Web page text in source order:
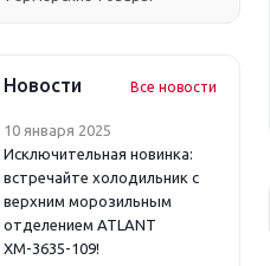
Новости Все новости
10 января 2025
Исключительная новинка:
встречайте холодильник с
верхним морозильным
отделением ATLANT
ХМ-3635-109!